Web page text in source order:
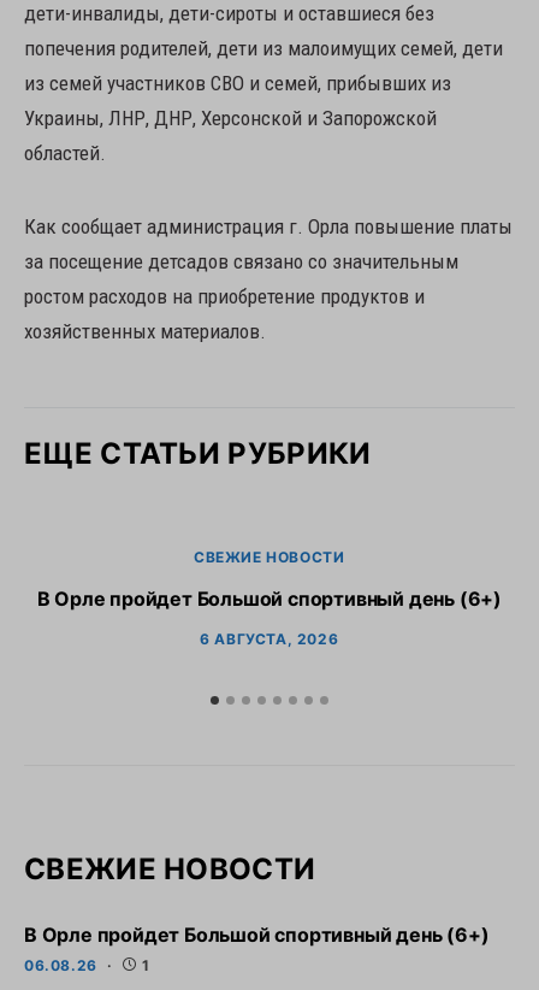
дети-инвалиды, дети-сироты и оставшиеся без
попечения родителей, дети из малоимущих семей, дети
из семей участников СВО и семей, прибывших из
Украины, ЛНР, ДНР, Херсонской и Запорожской
областей.
Как сообщает администрация г. Орла повышение платы
за посещение детсадов связано со значительным
ростом расходов на приобретение продуктов и
хозяйственных материалов.
ЕЩЕ СТАТЬИ РУБРИКИ
СВЕЖИЕ НОВОСТИ
В Орле пройдет Большой спортивный день (6+)
6 АВГУСТА, 2026
СВЕЖИЕ НОВОСТИ
В Орле пройдет Большой спортивный день (6+)
06.08.26 1